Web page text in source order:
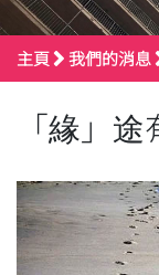
主頁 我們的消息
「緣」